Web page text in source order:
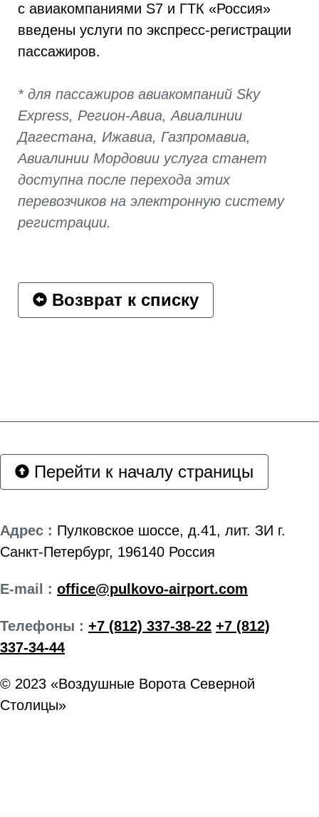
с авиакомпаниями S7 и ГТК «Россия»
введены услуги по экспресс-регистрации
пассажиров.
* для пассажиров авиакомпаний Sky
Express, Регион-Авиа, Авиалинии
Дагестана, Ижавиа, Газпромавиа,
Авиалинии Мордовии услуга станет
доступна после перехода этих
перевозчиков на электронную систему
регистрации.
Возврат к списку
Перейти к началу страницы
Адрес : Пулковское шоссе, д.41, лит. ЗИ г.
Санкт-Петербург, 196140 Россия
E-mail : office@pulkovo-airport.com
Телефоны : +7 (812) 337-38-22 +7 (812)
337-34-44
© 2023 «Воздушные Ворота Северной
Столицы»